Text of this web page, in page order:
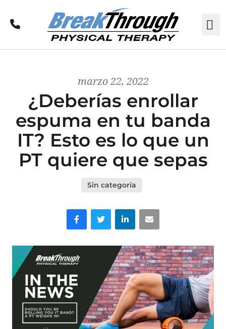
Llamar
marzo 22, 2022
¿Deberías enrollar
espuma en tu banda
IT? Esto es lo que un
PT quiere que sepas
Sin categoría
FacebookGorjeo LinkedIn